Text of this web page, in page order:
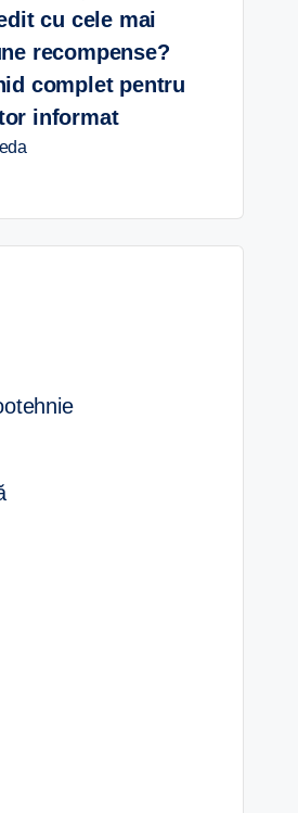
cu cele mai
recompense?
complet pentru
informat